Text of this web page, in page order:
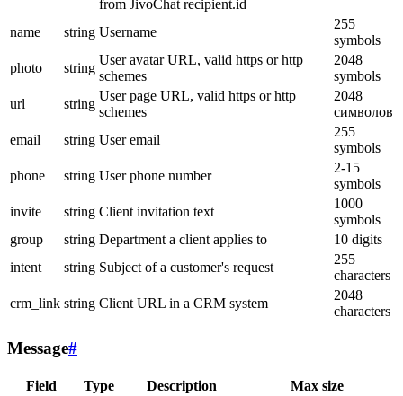
from JivoChat recipient.id
name string Username
255
symbols
photo
string
User avatar URL, valid https or http
schemes
2048
symbols
url
string
User page URL, valid https or http
schemes
2048
символов
email
string User email
255
symbols
phone
string User phone number
2-15
symbols
invite
string Client invitation text
1000
symbols
group
string Department a client applies to
10 digits
intent
string Subject of a customer's request
255
characters
crm_link string Client URL in a CRM system
2048
characters
Message#
Field Type Description Max size